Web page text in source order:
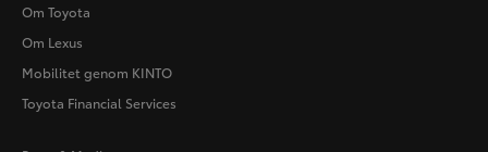
Om Toyota
Om Lexus
Mobilitet genom KINTO
Toyota Financial Services